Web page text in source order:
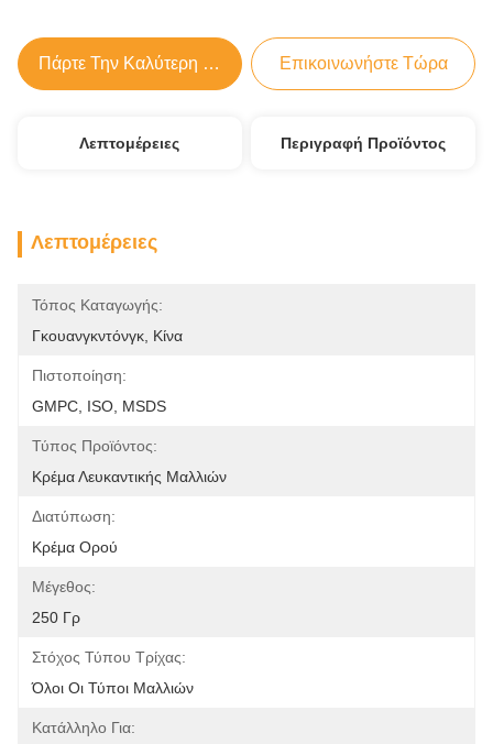
Πάρτε Την Καλύτερη Τιμή Επικοινωνήστε Τώρα
Λεπτομέρειες Περιγραφή Προϊόντος
Λεπτομέρειες
Τόπος Καταγωγής:
Γκουανγκντόνγκ, Κίνα
Πιστοποίηση:
GMPC, ISO, MSDS
Τύπος Προϊόντος:
Κρέμα Λευκαντικής Μαλλιών
Διατύπωση:
Κρέμα Ορού
Μέγεθος:
250 Γρ
Στόχος Τύπου Τρίχας:
Όλοι Οι Τύποι Μαλλιών
Κατάλληλο Για: